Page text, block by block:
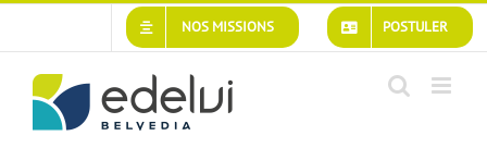
POSTULER
NOS MISSIONS